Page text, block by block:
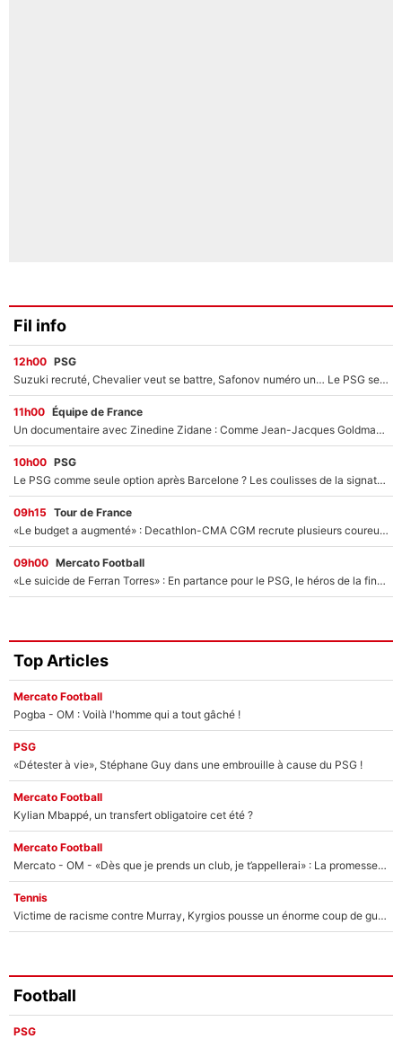
Fil info
12h00 PSG
Suzuki recruté, Chevalier veut se battre, Safonov numéro un… Le PSG se lance encore dans un gros chantier pour le poste de gardien de but
11h00 Équipe de France
Un documentaire avec Zinedine Zidane : Comme Jean-Jacques Goldman et Mylène Farmer, le nouveau sélectionneur de l'équipe de France a recalé une journaliste très connue
10h00 PSG
Le PSG comme seule option après Barcelone ? Les coulisses de la signature historique de Lionel Messi sont révélées au grand jour !
09h15 Tour de France
«Le budget a augmenté» : Decathlon-CMA CGM recrute plusieurs coureurs pour offrir à Paul Seixas une équipe pour gagner le Tour de France 2027
09h00 Mercato Football
«Le suicide de Ferran Torres» : En partance pour le PSG, le héros de la finale de la Coupe du monde s'attire les foudres de la presse espagnole !
Top Articles
Mercato Football
Pogba - OM : Voilà l'homme qui a tout gâché !
PSG
«Détester à vie», Stéphane Guy dans une embrouille à cause du PSG !
Mercato Football
Kylian Mbappé, un transfert obligatoire cet été ?
Mercato Football
Mercato - OM - «Dès que je prends un club, je t’appellerai» : La promesse de Marcelino au moment de claquer la porte
Tennis
Victime de racisme contre Murray, Kyrgios pousse un énorme coup de gueule !
Football
PSG